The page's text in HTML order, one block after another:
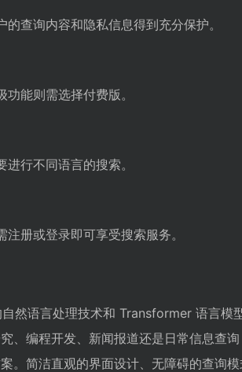
查询内容和隐私信息得到充分保护。
能则需选择付费版。
行不同语言的搜索。
册或登录即可享受搜索服务。
然语言处理技术和 Transformer 语言模
、编程开发、新闻报道还是日常信息查
。简洁直观的界面设计、无障碍的查询